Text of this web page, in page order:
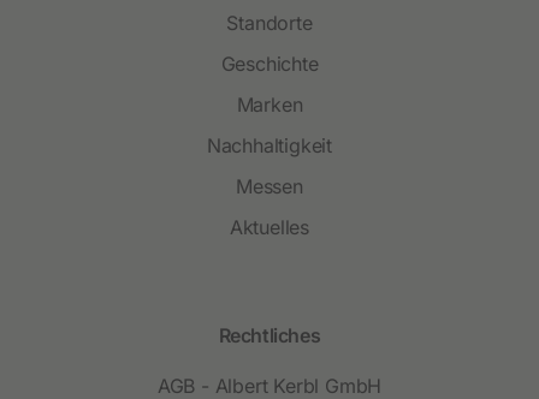
Standorte
Geschichte
Marken
Nachhaltigkeit
Messen
Aktuelles
Rechtliches
AGB - Albert Kerbl GmbH